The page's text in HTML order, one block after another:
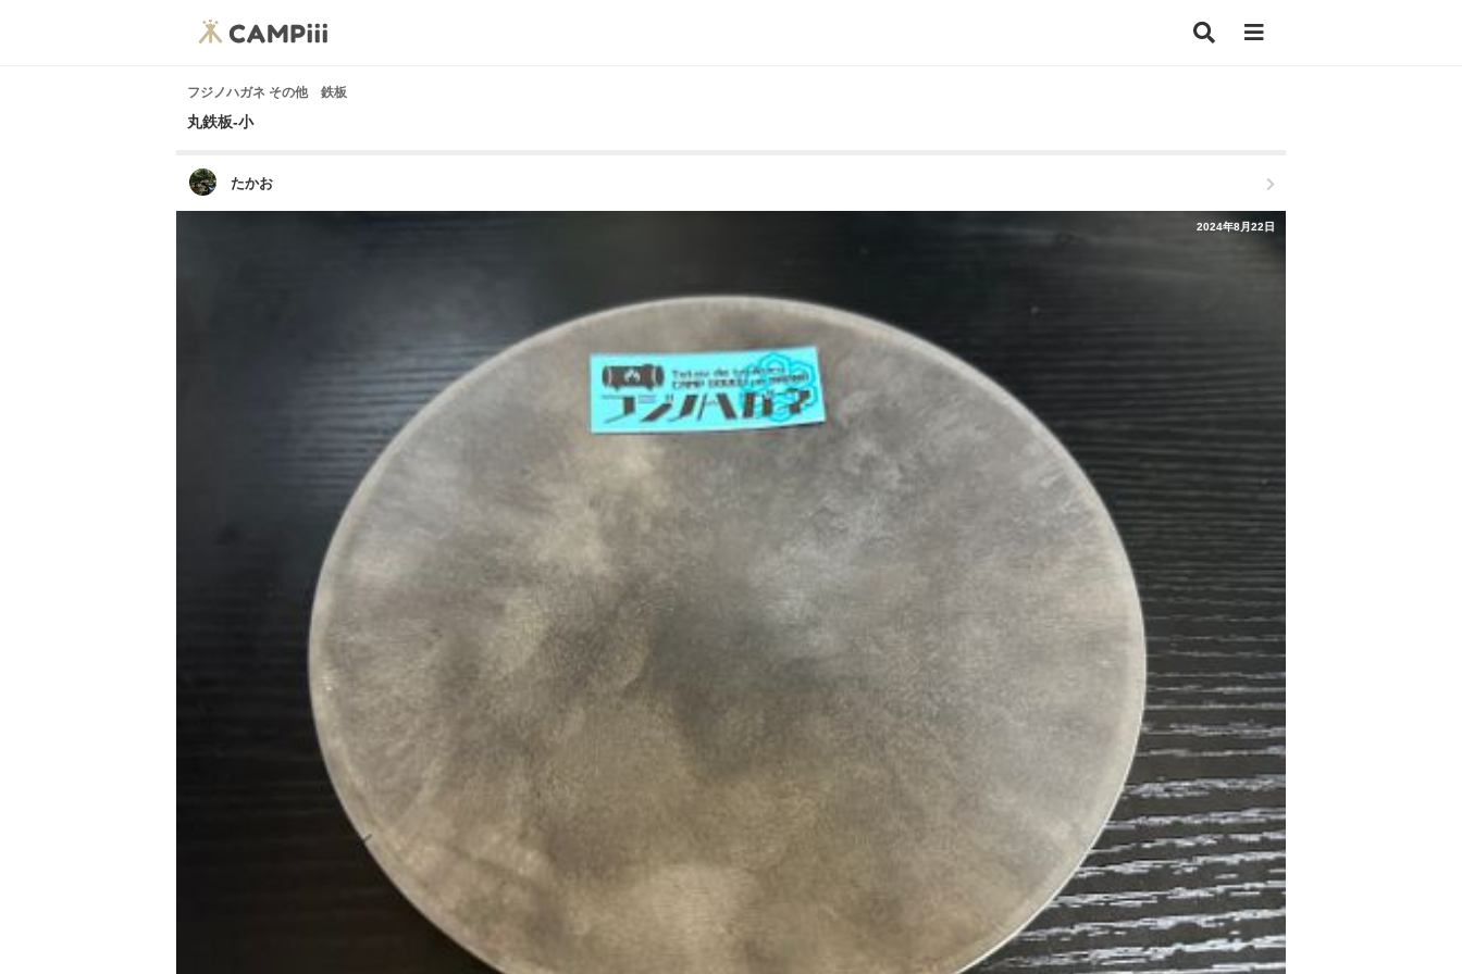
フジノハガネ その他 鉄板
丸鉄板-小
たかお
2024年8月22日